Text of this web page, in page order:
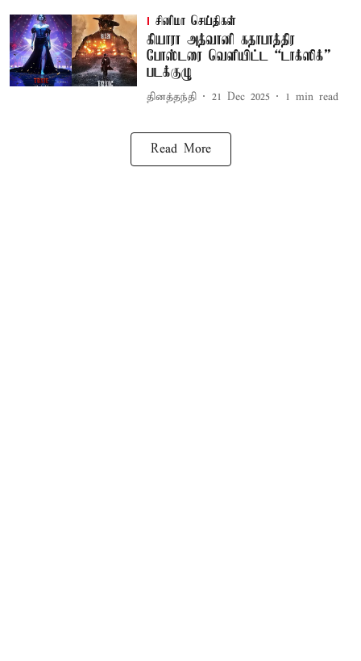
சினிமா செய்திகள்
கியாரா அத்வானி கதாபாத்திர
போஸ்டரை வெளியிட்ட “டாக்ஸிக்”
படக்குழு
தினத்தந்தி 21 Dec 2025 1 min read
Read More